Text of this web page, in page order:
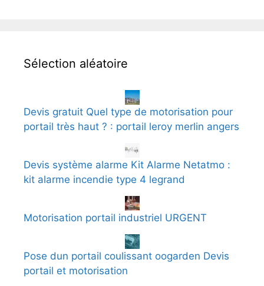
Sélection aléatoire
Devis gratuit Quel type de motorisation pour
portail très haut ? : portail leroy merlin angers
Devis système alarme Kit Alarme Netatmo :
kit alarme incendie type 4 legrand
Motorisation portail industriel URGENT
Pose dun portail coulissant oogarden Devis
portail et motorisation